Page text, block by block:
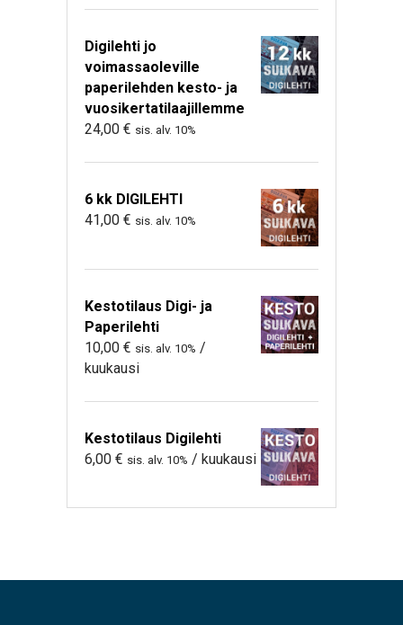
Digilehti jo
voimassaoleville
paperilehden kesto- ja
vuosikertatilaajillemme
24,00 € sis. alv. 10%
6 kk DIGILEHTI
41,00 € sis. alv. 10%
Kestotilaus Digi- ja
Paperilehti
10,00 € sis. alv. 10% /
kuukausi
Kestotilaus Digilehti
6,00 € sis. alv. 10% / kuukausi